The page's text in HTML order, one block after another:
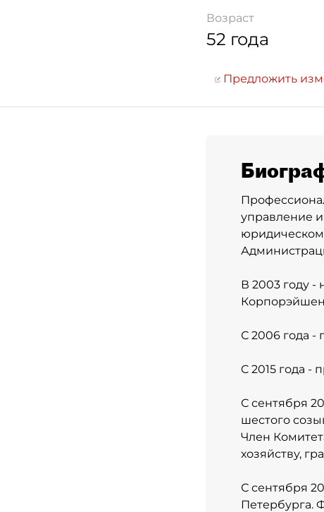
Возраст
52 года
Предложить
управление
В 2003 году
С 2006 года -
C 2015 года -
С сентября
шестого
Член
хозяйству,
С сентября
Петербурга.